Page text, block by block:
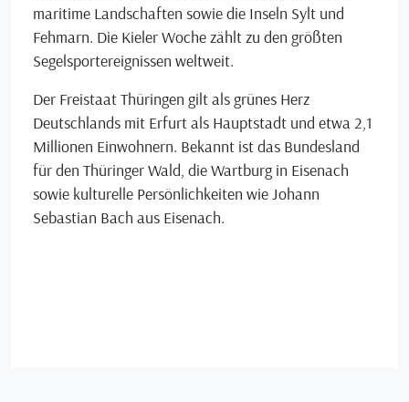
maritime Landschaften sowie die Inseln Sylt und
Fehmarn. Die Kieler Woche zählt zu den größten
Segelsportereignissen weltweit.
Der Freistaat Thüringen gilt als grünes Herz
Deutschlands mit Erfurt als Hauptstadt und etwa 2,1
Millionen Einwohnern. Bekannt ist das Bundesland
für den Thüringer Wald, die Wartburg in Eisenach
sowie kulturelle Persönlichkeiten wie Johann
Sebastian Bach aus Eisenach.